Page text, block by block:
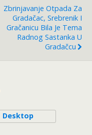
Zbrinjavanje Otpada Za
Gradačac, Srebrenik I
Gračanicu Bila Je Tema
Radnog Sastanka U
Gradačcu
Desktop